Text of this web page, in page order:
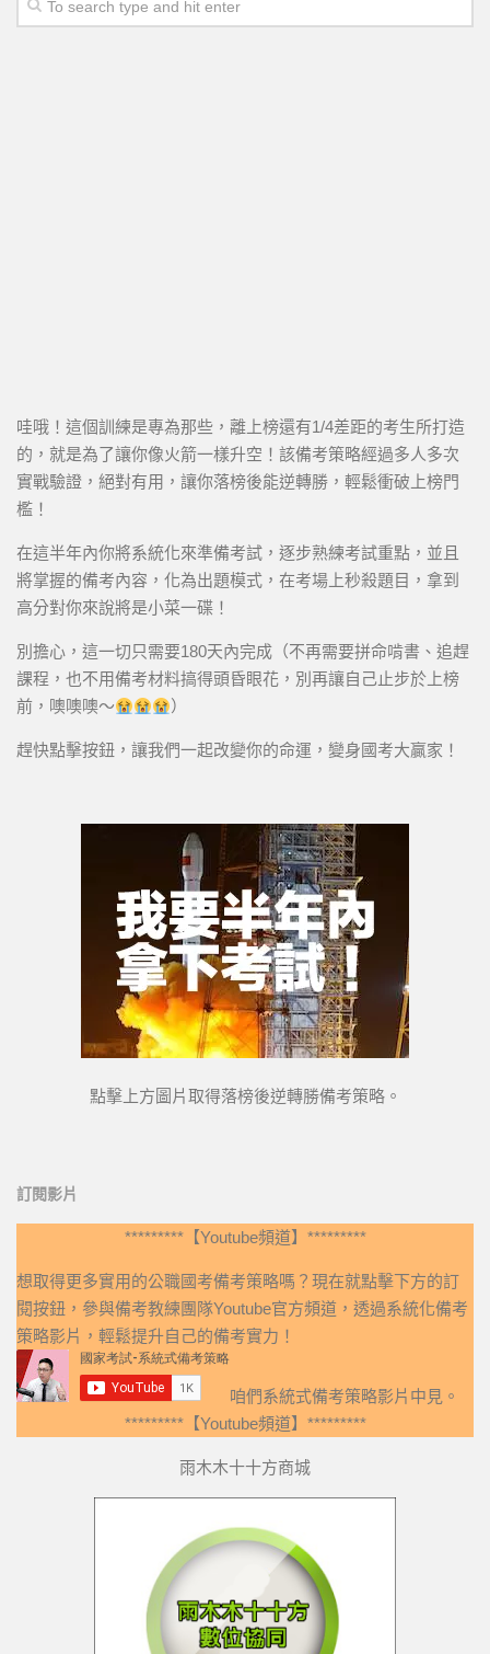
哇哦！這個訓練是專為那些，離上榜還有1/4差距的考生所打造
的，就是為了讓你像火箭一樣升空！該備考策略經過多人多次
實戰驗證，絕對有用，讓你落榜後能逆轉勝，輕鬆衝破上榜門
檻！
在這半年內你將系統化來準備考試，逐步熟練考試重點，並且
將掌握的備考內容，化為出題模式，在考場上秒殺題目，拿到
高分對你來說將是小菜一碟！
別擔心，這一切只需要180天內完成（不再需要拼命啃書、追趕
課程，也不用備考材料搞得頭昏眼花，別再讓自己止步於上榜
前，噢噢噢～
）
趕快點擊按鈕，讓我們一起改變你的命運，變身國考大贏家！
點擊上方圖片取得落榜後逆轉勝備考策略。
訂閱影片
*********【Youtube頻道】*********
想取得更多實用的公職國考備考策略嗎？現在就點擊下方的訂
閱按鈕，參與備考教練團隊Youtube官方頻道，透過系統化備考
策略影片，輕鬆提升自己的備考實力！
咱們系統式備考策略影片中見。
*********【Youtube頻道】*********
雨木木十十方商城